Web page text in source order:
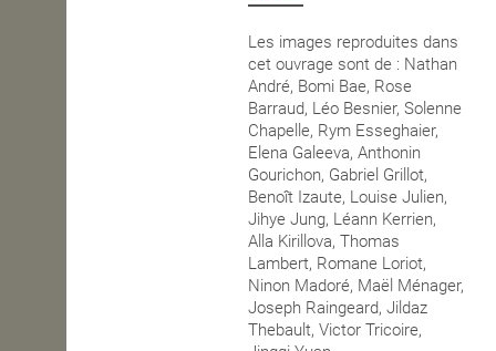
Les images reproduites dans
cet ouvrage sont de : Nathan
André, Bomi Bae, Rose
Barraud, Léo Besnier, Solenne
Chapelle, Rym Esseghaier,
Elena Galeeva, Anthonin
Gourichon, Gabriel Grillot,
Benoît Izaute, Louise Julien,
Jihye Jung, Léann Kerrien,
Alla Kirillova, Thomas
Lambert, Romane Loriot,
Ninon Madoré, Maël Ménager,
Joseph Raingeard, Jildaz
Thebault, Victor Tricoire,